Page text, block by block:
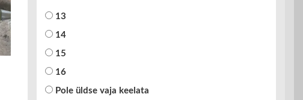
13
14
15
16
Pole üldse vaja keelata